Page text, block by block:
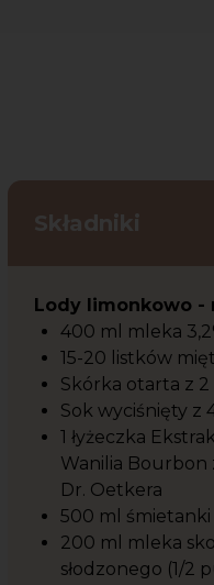
Składniki
Lody limonkowo -
400 ml mleka
15-20 listków
Skórka otarta z
Sok wyciśnięty z
1 łyżeczka
Wanilia Bourbon
Dr. Oetkera
500 ml śmietanki
200 ml mleka
słodzonego (1/2